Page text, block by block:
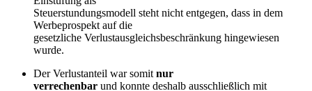
Steuerstundungsmodell steht nicht entgegen, dass in dem
Werbeprospekt auf die
gesetzliche Verlustausgleichsbeschränkung hingewiesen
wurde.
Der Verlustanteil war somit nur
verrechenbar und konnte deshalb ausschließlich mit